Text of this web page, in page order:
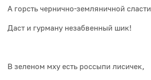
А горсть чернично-земляничной сласти
Даст и гурману незабвенный шик!
В зеленом мху есть россыпи лисичек,